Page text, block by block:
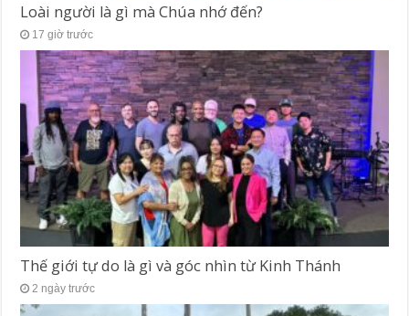
Loài người là gì mà Chúa nhớ đến?
17 giờ trước
Thế giới tự do là gì và góc nhìn từ Kinh Thánh
2 ngày trước